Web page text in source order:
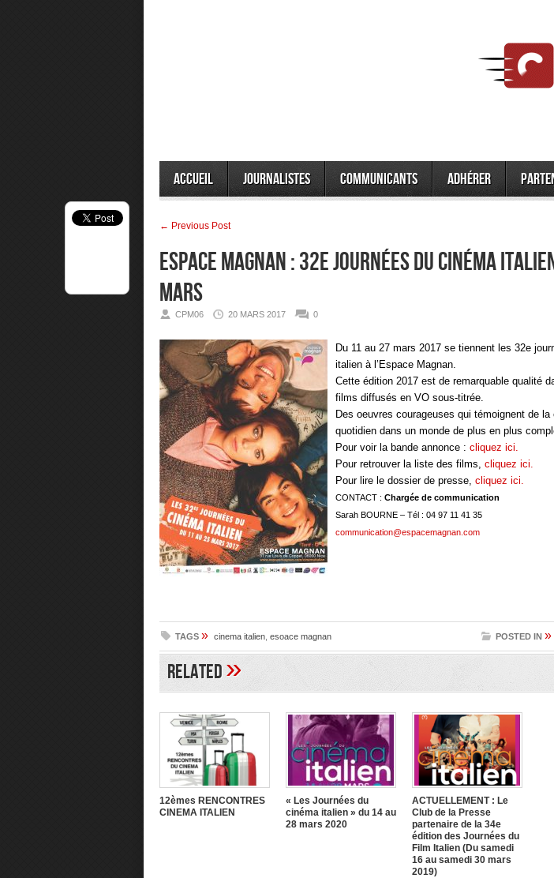
Accueil Journalistes Communicants Adhérer
← Previous Post
Espace Magnan : 32e journées du cinéma
mars
CPM06 20 MARS 2017 0
Du 11 au 27 mars 2017 se tiennent les 32e
italien à l’Espace Magnan.
Cette édition 2017 est de remarquable qualité
films diffusés en VO sous-titrée.
Des oeuvres courageuses qui témoignent de
quotidien dans un monde de plus en plus
Pour voir la bande annonce : cliquez ici.
Pour retrouver la liste des films, cliquez ici.
Pour lire le dossier de presse, cliquez ici.
CONTACT : Chargée de communication
Sarah BOURNE – Tél : 04 97 11 41 35
communication@espacemagnan.com
TAGS » cinema italien esoace magnan POSTED IN »
Related»
12èmes RENCONTRES
CINEMA ITALIEN
« Les Journées du
cinéma italien » du 14 au
28 mars 2020
ACTUELLEMENT : Le
Club de la Presse
partenaire de la 34e
édition des Journées du
Film Italien (Du samedi
16 au samedi 30 mars
2019)